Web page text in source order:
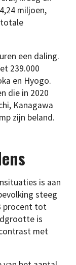
miljoen,
een daling.
239.000
en Hyogo.
die in 2020
Kanagawa
zijn beland.
is aan
steeg
procent tot
is
met